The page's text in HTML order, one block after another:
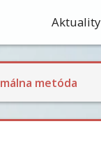
Aktuality
metóda